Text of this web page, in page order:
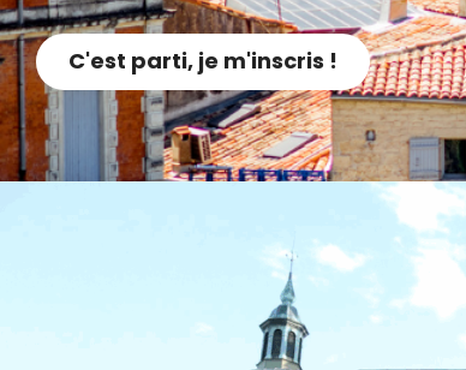
C'est parti, je m'inscris !